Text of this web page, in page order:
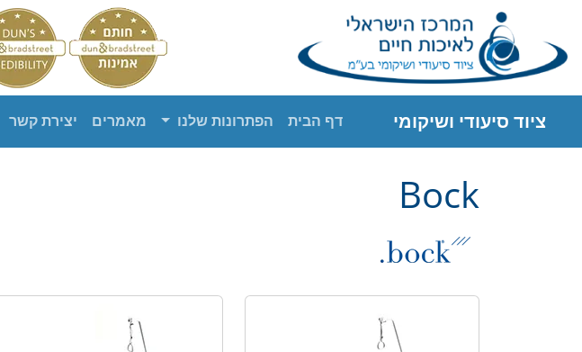
ציוד סיעודי ושיקומי דף הבית הפתרונות שלנו מאמרים יצירת קשר
Bock